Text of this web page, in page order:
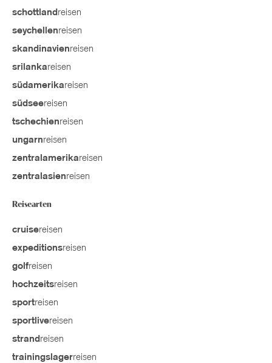
schottland reisen
seychellenreisen
skandinavienreisen
srilankareisen
südamerikareisen
südseereisen
tschechienreisen
ungarnreisen
zentralamerikareisen
zentralasienreisen
Reisearten
cruisereisen
expeditionsreisen
golfreisen
hochzeitsreisen
sportreisen
sportlivereisen
strand reisen
trainingslagerreisen